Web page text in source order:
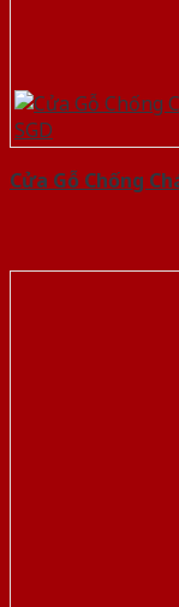
Cửa Gỗ Chống